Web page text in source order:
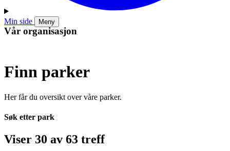
Min side Meny
Vår organisasjon
Finn parker
Her får du oversikt over våre parker.
Søk etter park
Viser 30 av 63 treff